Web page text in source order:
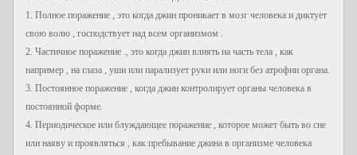
1. Полное поражение , это когда джин проникает в мозг человека и диктует
свою волю , господствует над всем организмом .
2. Частичное поражение ., это когда джин влиять на часть тела , как
например , на глаза , уши или парализует руки или ноги без атрофии органа.
3. Постоянное поражение , когда джин контролирует органы человека в
постоянной форме.
4. Периодическое или блуждающее поражение , которое может быть во сне
или наяву и проявляться , как пребывание джина в организме человека